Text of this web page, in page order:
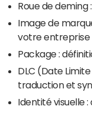
Roue de
Image de
votre entreprise
Package :
DLC (Date
traduction et
Identité visuelle